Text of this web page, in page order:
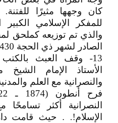
كان وجهها مثيرًا
للمفكر الإسلامي
والذي تم توزيعه كملحق
الصادر لشهر ذي الحجة 1430 هـ،.
13- وقف العبث
الأستاذ الإمام
والنصرانية مع العلم
النصرانية أكثر تسامحًا
الإسلام!. . حيث قامت